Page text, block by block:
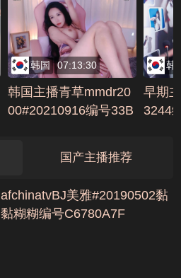
韩国 07:13:30
韩国主播青草mmdr20
00#20210916编号33B
韩
早期
3244
国产主播推荐
afchinatvBJ美雅#20190502黏
黏糊糊编号C6780A7F